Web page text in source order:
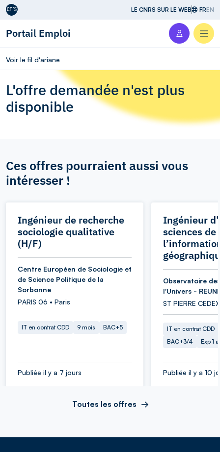
Aller au contenu LE CNRS SUR LE WEB FREN
Portail Emploi
Voir le fil d'ariane
L'offre demandée n'est plus
disponible
Ces offres pourraient aussi vous
intéresser !
Ingénieur de recherche
sociologie qualitative
(H/F)
Centre Européen de Sociologie et
de Science Politique de la
Sorbonne
PARIS 06 • Paris
IT en contrat CDD 9 mois BAC+5
Publiée il y a 7 jours
Ingénieur
sciences de
Observatoire
l'Univers -
ST PIERRE
IT en contrat CDD
BAC+3/4
Exp 1
Publiée il y a 10
Toutes les offres